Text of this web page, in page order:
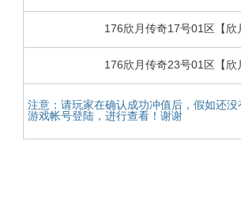
176欣月传奇17号01区【欣
176欣月传奇23号01区【欣
注意：请玩家在确认成功冲值后，假如还
游戏帐号登陆，进行查看！谢谢